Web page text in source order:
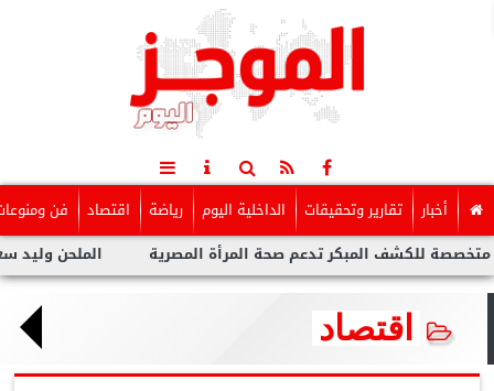
أخبار تقارير وتحقيقات الداخلية اليوم رياضة اقتصاد فن
الملحن وليد سعد : أزمة المبكر تدعم صحة المرأة المصرية
اقتصاد